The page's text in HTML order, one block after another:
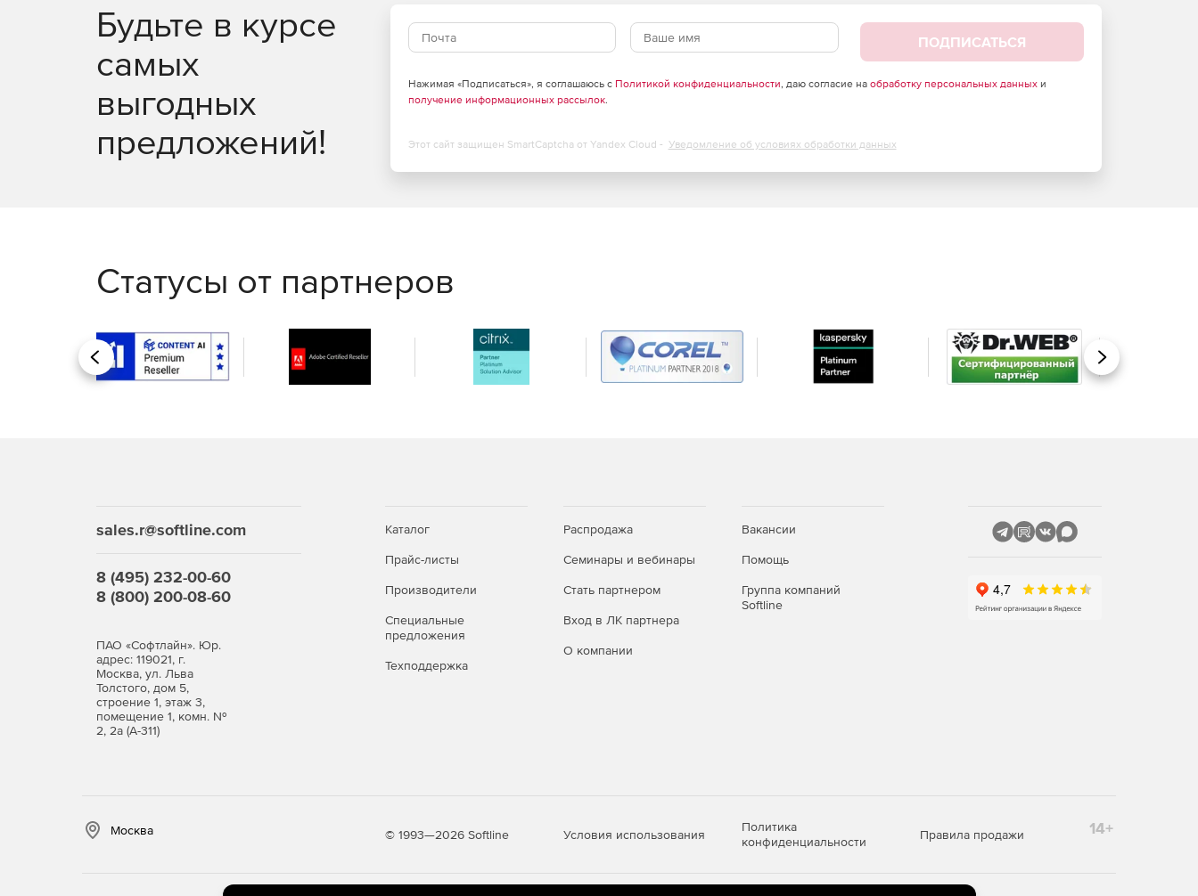
Будьте в курсе
самых
выгодных
предложений!
ПОДПИСАТЬСЯ
Нажимая «Подписаться», я соглашаюсь с Политикой конфиденциальности, даю согласие на обработку персональных данныхи
получение информационных рассылок.
Этот сайт защищен SmartCaptcha от Yandex Cloud - Уведомление об условиях обработки данных
Статусы от партнеров
Назад Вперед
sales.r@softline.com
8 (495) 232-00-60
8 (800) 200-08-60
ПАО «Софтлайн». Юр.
адрес: 119021, г.
Москва, ул. Льва
Толстого, дом 5,
строение 1, этаж 3,
помещение 1, комн. №
2, 2а (А-311)
Каталог
Прайс-листы
Производители
Специальные
предложения
Техподдержка
Распродажа
Семинары и вебинары
Стать партнером
Вход в ЛК партнера
О компании
Вакансии
Помощь
Группа компаний
Softline
Москва © 1993—2026 Softline Условия использования
Политика
конфиденциальности
Правила продажи 14+